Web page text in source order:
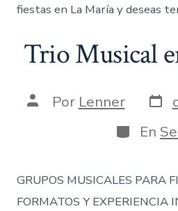
fiestas en La María y deseas
Trio Musical
AutorPor Lenner
de
En
GRUPOS MUSICALES PARA
FORMATOS Y EXPERIENCIA